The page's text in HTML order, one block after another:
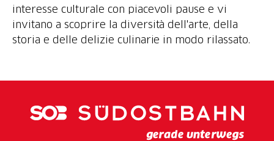
interesse culturale con piacevoli pause e vi
invitano a scoprire la diversità dell'arte, della
storia e delle delizie culinarie in modo rilassato.